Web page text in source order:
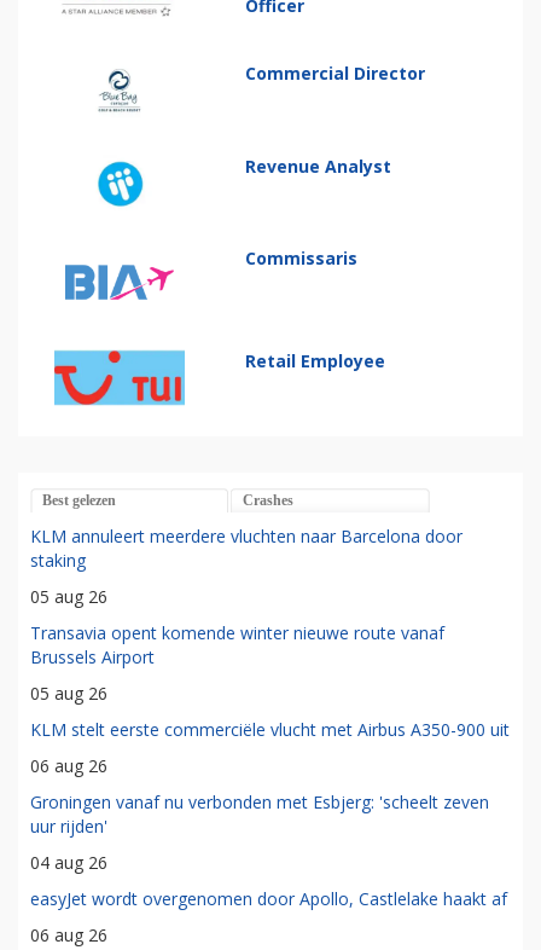
Officer
Commercial Director
Revenue Analyst
Commissaris
Retail Employee
Best gelezen Crashes
KLM annuleert meerdere vluchten naar Barcelona door
staking
05 aug 26
Transavia opent komende winter nieuwe route vanaf
Brussels Airport
05 aug 26
KLM stelt eerste commerciële vlucht met Airbus A350-900 uit
06 aug 26
Groningen vanaf nu verbonden met Esbjerg: 'scheelt zeven
uur rijden'
04 aug 26
easyJet wordt overgenomen door Apollo, Castlelake haakt af
06 aug 26